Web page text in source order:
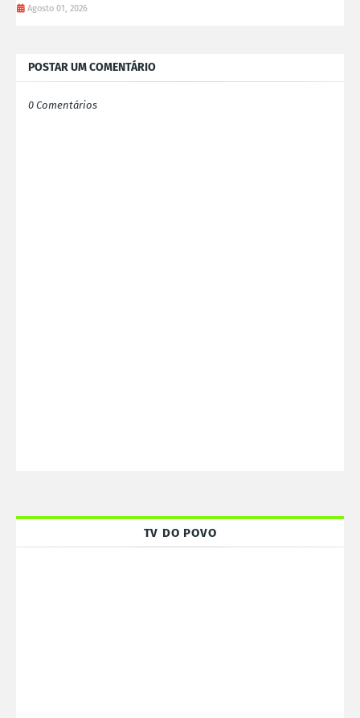
Agosto 01, 2026
POSTAR UM COMENTÁRIO
0 Comentários
TV DO POVO